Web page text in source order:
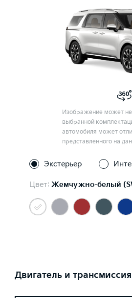
Изображение может не
выбранной
автомобиля может
представленного на
Экстерьер
Цвет: Жемчужно-белый
Двигатель и трансмиссия